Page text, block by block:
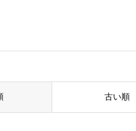
古い順